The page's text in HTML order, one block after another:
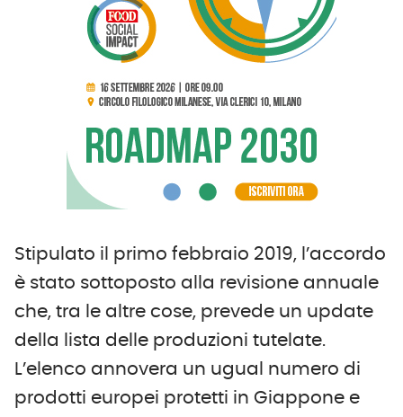
Stipulato il primo febbraio 2019, l’accordo
è stato sottoposto alla revisione annuale
che, tra le altre cose, prevede un update
della lista delle produzioni tutelate.
L’elenco annovera un ugual numero di
prodotti europei protetti in Giappone e